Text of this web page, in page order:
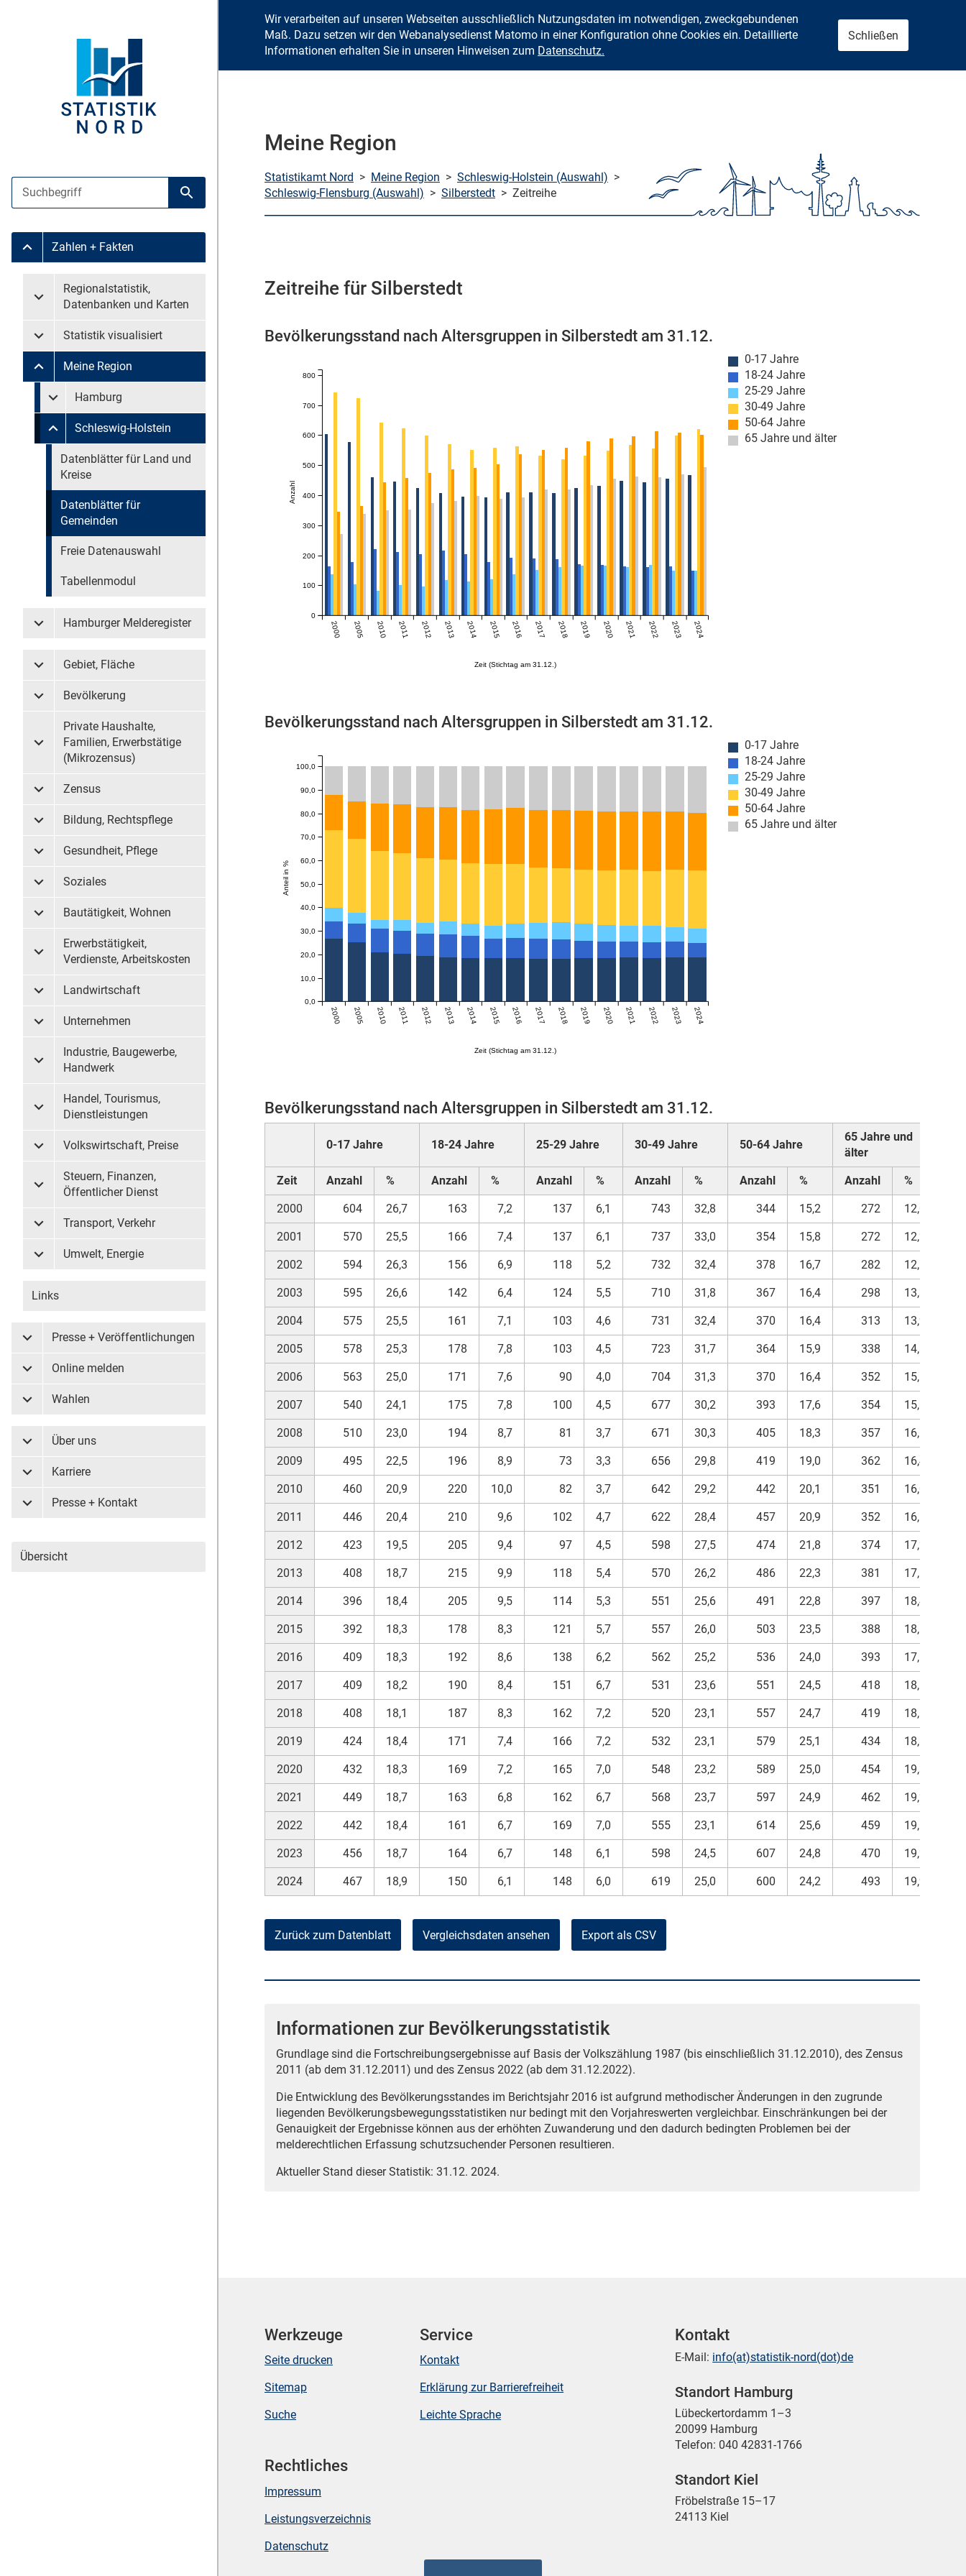
Zum Inhalt springen
Suche
Suche starten
Untermenü Zahlen + Fakten
Zahlen + Fakten
Untermenü überspringen
Untermenü Regionalstatistik, Datenbanken und Karten
Regionalstatistik,
Datenbanken und Karten
Untermenü Statistik visualisiert
Statistik visualisiert
Untermenü Meine Region
Meine Region
Untermenü überspringen
Untermenü Meine Region Hamburg
Hamburg
Untermenü Meine Region Schleswig-Holstein
Schleswig-Holstein
Untermenü überspringen
Datenblätter für Land und
Kreise
Datenblätter für
Gemeinden
Freie Datenauswahl
Tabellenmodul
Untermenü Hamburger Melderegister
Hamburger Melderegister
Untermenü Gebiet, Fläche
Gebiet, Fläche
Untermenü Bevölkerung
Bevölkerung
Untermenü Private Haushalte, Familien, Erwerbstätige (Mikrozensus)
Private Haushalte,
Familien, Erwerbstätige
(Mikrozensus)
Untermenü Zensus
Zensus
Untermenü Bildung, Rechtspflege
Bildung, Rechtspflege
Untermenü Gesundheit, Pflege
Gesundheit, Pflege
Untermenü Soziales
Soziales
Untermenü Bautätigkeit, Wohnen
Bautätigkeit, Wohnen
Untermenü Erwerbstätigkeit, Verdienste, Arbeitskosten
Erwerbstätigkeit,
Verdienste, Arbeitskosten
Untermenü Landwirtschaft
Landwirtschaft
Untermenü Unternehmen
Unternehmen
Untermenü Industrie, Baugewerbe, Handwerk
Industrie, Baugewerbe,
Handwerk
Untermenü Handel, Tourismus, Dienstleistungen
Handel, Tourismus,
Dienstleistungen
Untermenü Volkswirtschaft, Preise
Volkswirtschaft, Preise
Untermenü Steuern, Finanzen, Öffentlicher Dienst
Steuern, Finanzen,
Öffentlicher Dienst
Untermenü Transport, Verkehr
Transport, Verkehr
Untermenü Umwelt, Energie
Umwelt, Energie
Links
Untermenü Presse + Veröffentlichungen
Presse + Veröffentlichungen
Untermenü Online melden
Online melden
Untermenü Wahlen
Wahlen
Untermenü Über uns
Über uns
Untermenü Karriere
Karriere
Untermenü Presse + Kontakt
Presse + Kontakt
Übersicht
Wir verarbeiten auf unseren Webseiten ausschließlich Nutzungsdaten im notwendigen, zweckgebundenen
Maß. Dazu setzen wir den Webanalysedienst Matomo in einer Konfiguration ohne Cookies ein. Detaillierte
Informationen erhalten Sie in unseren Hinweisen zum Datenschutz.
Schließen
Meine Region
Statistikamt Nord > Meine Region > Schleswig-Holstein (Auswahl) >
Schleswig-Flensburg (Auswahl) > Silberstedt > Zeitreihe
Zeitreihe für Silberstedt
Bevölkerungsstand nach Altersgruppen in Silberstedt am 31.12.
0-17 Jahre
18-24 Jahre
25-29 Jahre
30-49 Jahre
50-64 Jahre
65 Jahre und älter
Zeit (Stichtag am 31.12.)
2000 2005 2010 2011 2012 2013 2014 2015 2016 2017 2018 2019 2020 2021 2022 2023 2024
Anzahl
0
100
200
300
400
500
600
700
800
Bevölkerungsstand nach Altersgruppen in Silberstedt am 31.12.
0-17 Jahre
18-24 Jahre
25-29 Jahre
30-49 Jahre
50-64 Jahre
65 Jahre und älter
Zeit (Stichtag am 31.12.)
2000 2005 2010 2011 2012 2013 2014 2015 2016 2017 2018 2019 2020 2021 2022 2023 2024
Anteil in %
0,0
10,0
20,0
30,0
40,0
50,0
60,0
70,0
80,0
90,0
100,0
Bevölkerungsstand nach Altersgruppen in Silberstedt am 31.12.
0-17 Jahre 18-24 Jahre 25-29 Jahre 30-49 Jahre 50-64 Jahre
65 Jahre und
älter
Zeit Anzahl % Anzahl % Anzahl % Anzahl % Anzahl % Anzahl %
2000 604 26,7 163 7,2 137 6,1 743 32,8 344 15,2 272 12,0
2001 570 25,5 166 7,4 137 6,1 737 33,0 354 15,8 272 12,2
2002 594 26,3 156 6,9 118 5,2 732 32,4 378 16,7 282 12,5
2003 595 26,6 142 6,4 124 5,5 710 31,8 367 16,4 298 13,3
2004 575 25,5 161 7,1 103 4,6 731 32,4 370 16,4 313 13,9
2005 578 25,3 178 7,8 103 4,5 723 31,7 364 15,9 338 14,8
2006 563 25,0 171 7,6 90 4,0 704 31,3 370 16,4 352 15,6
2007 540 24,1 175 7,8 100 4,5 677 30,2 393 17,6 354 15,8
2008 510 23,0 194 8,7 81 3,7 671 30,3 405 18,3 357 16,1
2009 495 22,5 196 8,9 73 3,3 656 29,8 419 19,0 362 16,4
2010 460 20,9 220 10,0 82 3,7 642 29,2 442 20,1 351 16,0
2011 446 20,4 210 9,6 102 4,7 622 28,4 457 20,9 352 16,1
2012 423 19,5 205 9,4 97 4,5 598 27,5 474 21,8 374 17,2
2013 408 18,7 215 9,9 118 5,4 570 26,2 486 22,3 381 17,5
2014 396 18,4 205 9,5 114 5,3 551 25,6 491 22,8 397 18,4
2015 392 18,3 178 8,3 121 5,7 557 26,0 503 23,5 388 18,1
2016 409 18,3 192 8,6 138 6,2 562 25,2 536 24,0 393 17,6
2017 409 18,2 190 8,4 151 6,7 531 23,6 551 24,5 418 18,6
2018 408 18,1 187 8,3 162 7,2 520 23,1 557 24,7 419 18,6
2019 424 18,4 171 7,4 166 7,2 532 23,1 579 25,1 434 18,8
2020 432 18,3 169 7,2 165 7,0 548 23,2 589 25,0 454 19,3
2021 449 18,7 163 6,8 162 6,7 568 23,7 597 24,9 462 19,2
2022 442 18,4 161 6,7 169 7,0 555 23,1 614 25,6 459 19,1
2023 456 18,7 164 6,7 148 6,1 598 24,5 607 24,8 470 19,2
2024 467 18,9 150 6,1 148 6,0 619 25,0 600 24,2 493 19,9
Zurück zum Datenblatt Vergleichsdaten ansehen Export als CSV
Informationen zur Bevölkerungsstatistik
Grundlage sind die Fortschreibungsergebnisse auf Basis der Volkszählung 1987 (bis einschließlich 31.12.2010), des Zensus
2011 (ab dem 31.12.2011) und des Zensus 2022 (ab dem 31.12.2022).
Die Entwicklung des Bevölkerungsstandes im Berichtsjahr 2016 ist aufgrund methodischer Änderungen in den zugrunde
liegenden Bevölkerungsbewegungsstatistiken nur bedingt mit den Vorjahreswerten vergleichbar. Einschränkungen bei der
Genauigkeit der Ergebnisse können aus der erhöhten Zuwanderung und den dadurch bedingten Problemen bei der
melderechtlichen Erfassung schutzsuchender Personen resultieren.
Aktueller Stand dieser Statistik: 31.12. 2024.
Werkzeuge
Seite drucken
Sitemap
Suche
Service
Kontakt
Erklärung zur Barrierefreiheit
Leichte Sprache
Rechtliches
Impressum
Leistungsverzeichnis
Datenschutz
Kontakt
E-Mail: info(at)statistik-nord(dot)de
Standort Hamburg
Lübeckertordamm 1–3
20099 Hamburg
Telefon: 040 42831-1766
Standort Kiel
Fröbelstraße 15–17
24113 Kiel